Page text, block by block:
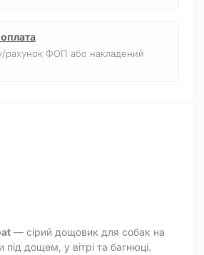
рахунок ФОП або накладений
— сірий дощовик для собак на
під дощем, у вітрі та багнюці.